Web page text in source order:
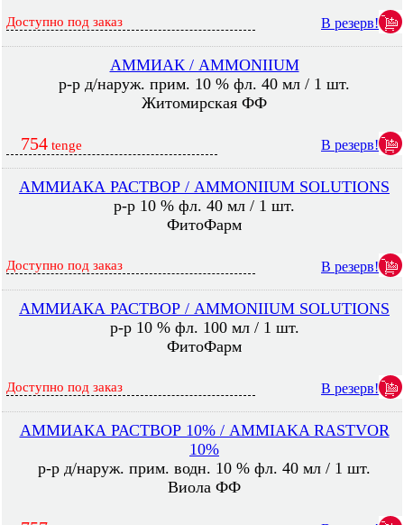
Доступно под заказ В резерв!
АММИАК / AMMONIIUM
р-р д/наруж. прим. 10 % фл. 40 мл / 1 шт.
Житомирская ФФ
754 tenge В резерв!
АММИАКА РАСТВОР / AMMONIIUM SOLUTIONS
р-р 10 % фл. 40 мл / 1 шт.
ФитоФарм
Доступно под заказ В резерв!
АММИАКА РАСТВОР / AMMONIIUM SOLUTIONS
р-р 10 % фл. 100 мл / 1 шт.
ФитоФарм
Доступно под заказ В резерв!
АММИАКА РАСТВОР 10% / AMMIAKA RASTVOR
10%
р-р д/наруж. прим. водн. 10 % фл. 40 мл / 1 шт.
Виола ФФ